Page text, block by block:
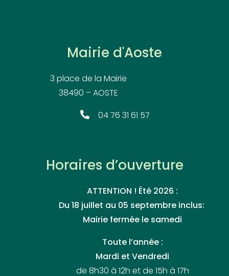
Mairie d'Aoste
3 place de la Mairie
38490 – AOSTE
04 76 31 61 57
Horaires d’ouverture
ATTENTION ! Été 2026 :
Du 18 juillet au 05 septembre inclus:
Mairie fermée le samedi
Toute l’année :
Mardi et Vendredi
de 8h30 à 12h et de 15h à 17h